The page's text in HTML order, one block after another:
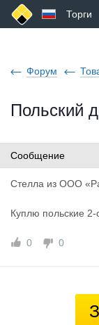
Торги
Форум
Польский
Сообщение
Стелла из ООО
Куплю польские
0 0